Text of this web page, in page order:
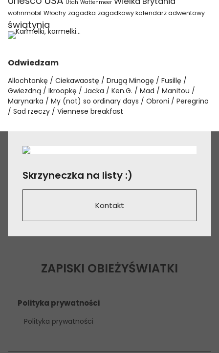
Utah Wattenmeer
wohnmobil Włochy zagadka zagadkowy kalendarz adwentowy
świątynia
Odwiedzam
Allochtonkę Ciekawaostę Drugą Minogę
Fusillę
Gwiezdną
Ikroopkę Jacka Ken.G. Mad
Manitou
Marynarka
My (not) so ordinary days Obroni
Peregrino
Sad rzeczy
Viennese breakfast
Skrzyneczka na listy :)
Kontakt
ZAPISKI OBIEŻYŚWIATKI
Polityka prywatności
Polityka prywatności